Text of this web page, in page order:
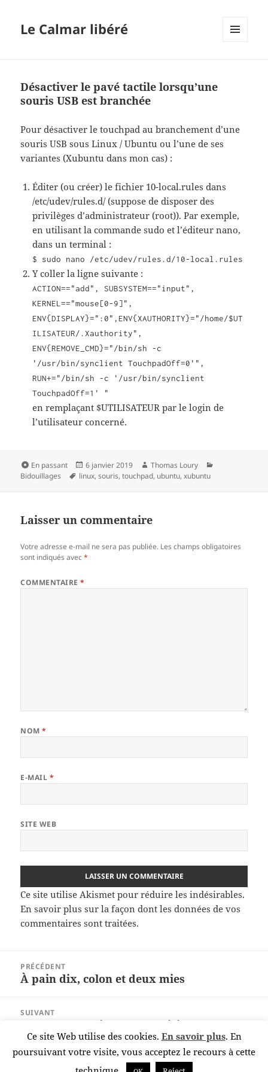
Le Calmar libéré
Désactiver le pavé tactile lorsqu’une
souris USB est branchée
Pour désactiver le touchpad au branchement d’une
souris USB sous Linux / Ubuntu ou l’une de ses
variantes (Xubuntu dans mon cas) :
Éditer (ou créer) le fichier 10-local.rules dans
/etc/udev/rules.d/ (suppose de disposer des
privilèges d’administrateur (root)). Par exemple,
en utilisant la commande sudo et l’éditeur nano,
dans un terminal :
$ sudo nano /etc/udev/rules.d/10-local.rules
Y coller la ligne suivante :
ACTION=="add", SUBSYSTEM=="input",
KERNEL=="mouse[0-9]",
ENV{DISPLAY}=":0",ENV{XAUTHORITY}="/home/$UT
ILISATEUR/.Xauthority",
ENV{REMOVE_CMD}="/bin/sh -c
'/usr/bin/synclient TouchpadOff=0'",
RUN+="/bin/sh -c '/usr/bin/synclient
TouchpadOff=1' "
en remplaçant $UTILISATEUR par le login de
l’utilisateur concerné.
Format
En passant
Publié
le
6 janvier 2019 Auteur
Thomas Loury
Bidouillages
Mots-
linux,souris,touchpad, ubuntu,xubuntu
Laisser un commentaire
Votre adresse e-mail ne sera pas publiée. Les champs obligatoires
sont indiqués avec*
COMMENTAIRE*
NOM*
E-MAIL *
SITE WEB
Ce site utilise Akismet pour réduire les indésirables.
En savoir plus sur la façon dont les données de vos
commentaires sont traitées.
l’article
PRÉCÉDENT
Article
À pain dix, colon et deux mies
SUIVANT
suivant :
Un documentaire sans pesticides pour
petits et grands disponible en DVD
Ce site Web utilise des cookies. En savoir plus. En
poursuivant votre visite, vous acceptez le recours à cette